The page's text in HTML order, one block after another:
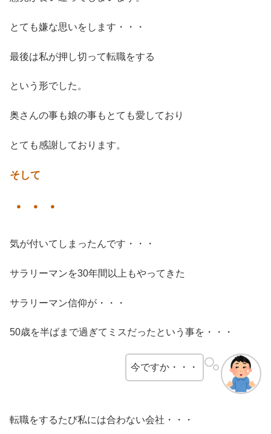
とても嫌な思いをします・・・
最後は私が押し切って転職をする
という形でした。
奥さんの事も娘の事もとても愛しており
とても感謝しております。
そして
・・・
気が付いてしまったんです・・・
サラリーマンを30年間以上もやってきた
サラリーマン信仰が・・・
50歳を半ばまで過ぎてミスだったという事を・・・
今ですか・・・
転職をするたび私には合わない会社・・・